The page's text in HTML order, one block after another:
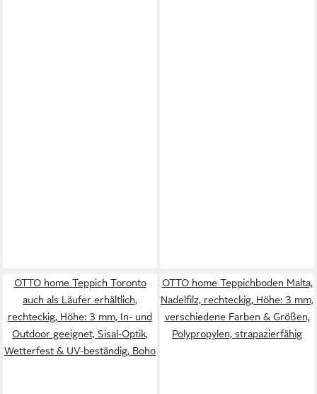
OTTO home Teppich Toronto
auch als Läufer erhältlich,
rechteckig, Höhe: 3 mm, In- und
Outdoor geeignet, Sisal-Optik,
Wetterfest & UV-beständig, Boho
OTTO home Teppichboden Malta,
Nadelfilz, rechteckig, Höhe: 3 mm,
verschiedene Farben & Größen,
Polypropylen, strapazierfähig